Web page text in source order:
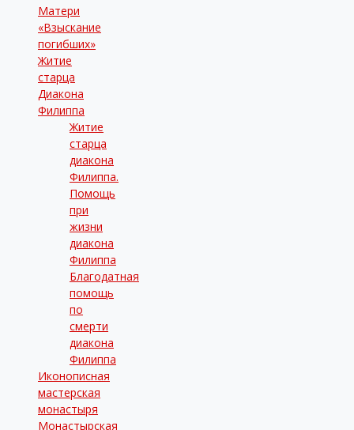
Матери
«Взыскание
погибших»
Житие
старца
Диакона
Филиппа
Житие
старца
диакона
Филиппа.
Помощь
при
жизни
диакона
Филиппа
Благодатная
помощь
по
смерти
диакона
Филиппа
Иконописная
мастерская
монастыря
Монастырская